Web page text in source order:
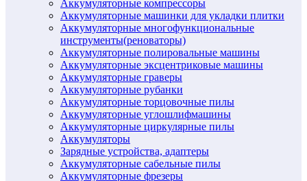
Аккумуляторные компрессоры
Аккумуляторные машинки для укладки плитки
Аккумуляторные многофункциональные
инструменты(реноваторы)
Аккумуляторные полировальные машины
Аккумуляторные эксцентриковые машины
Аккумуляторные граверы
Аккумуляторные рубанки
Аккумуляторные торцовочные пилы
Аккумуляторные углошлифмашины
Аккумуляторные циркулярные пилы
Аккумуляторы
Зарядные устройства, адаптеры
Аккумуляторные сабельные пилы
Аккумуляторные фрезеры